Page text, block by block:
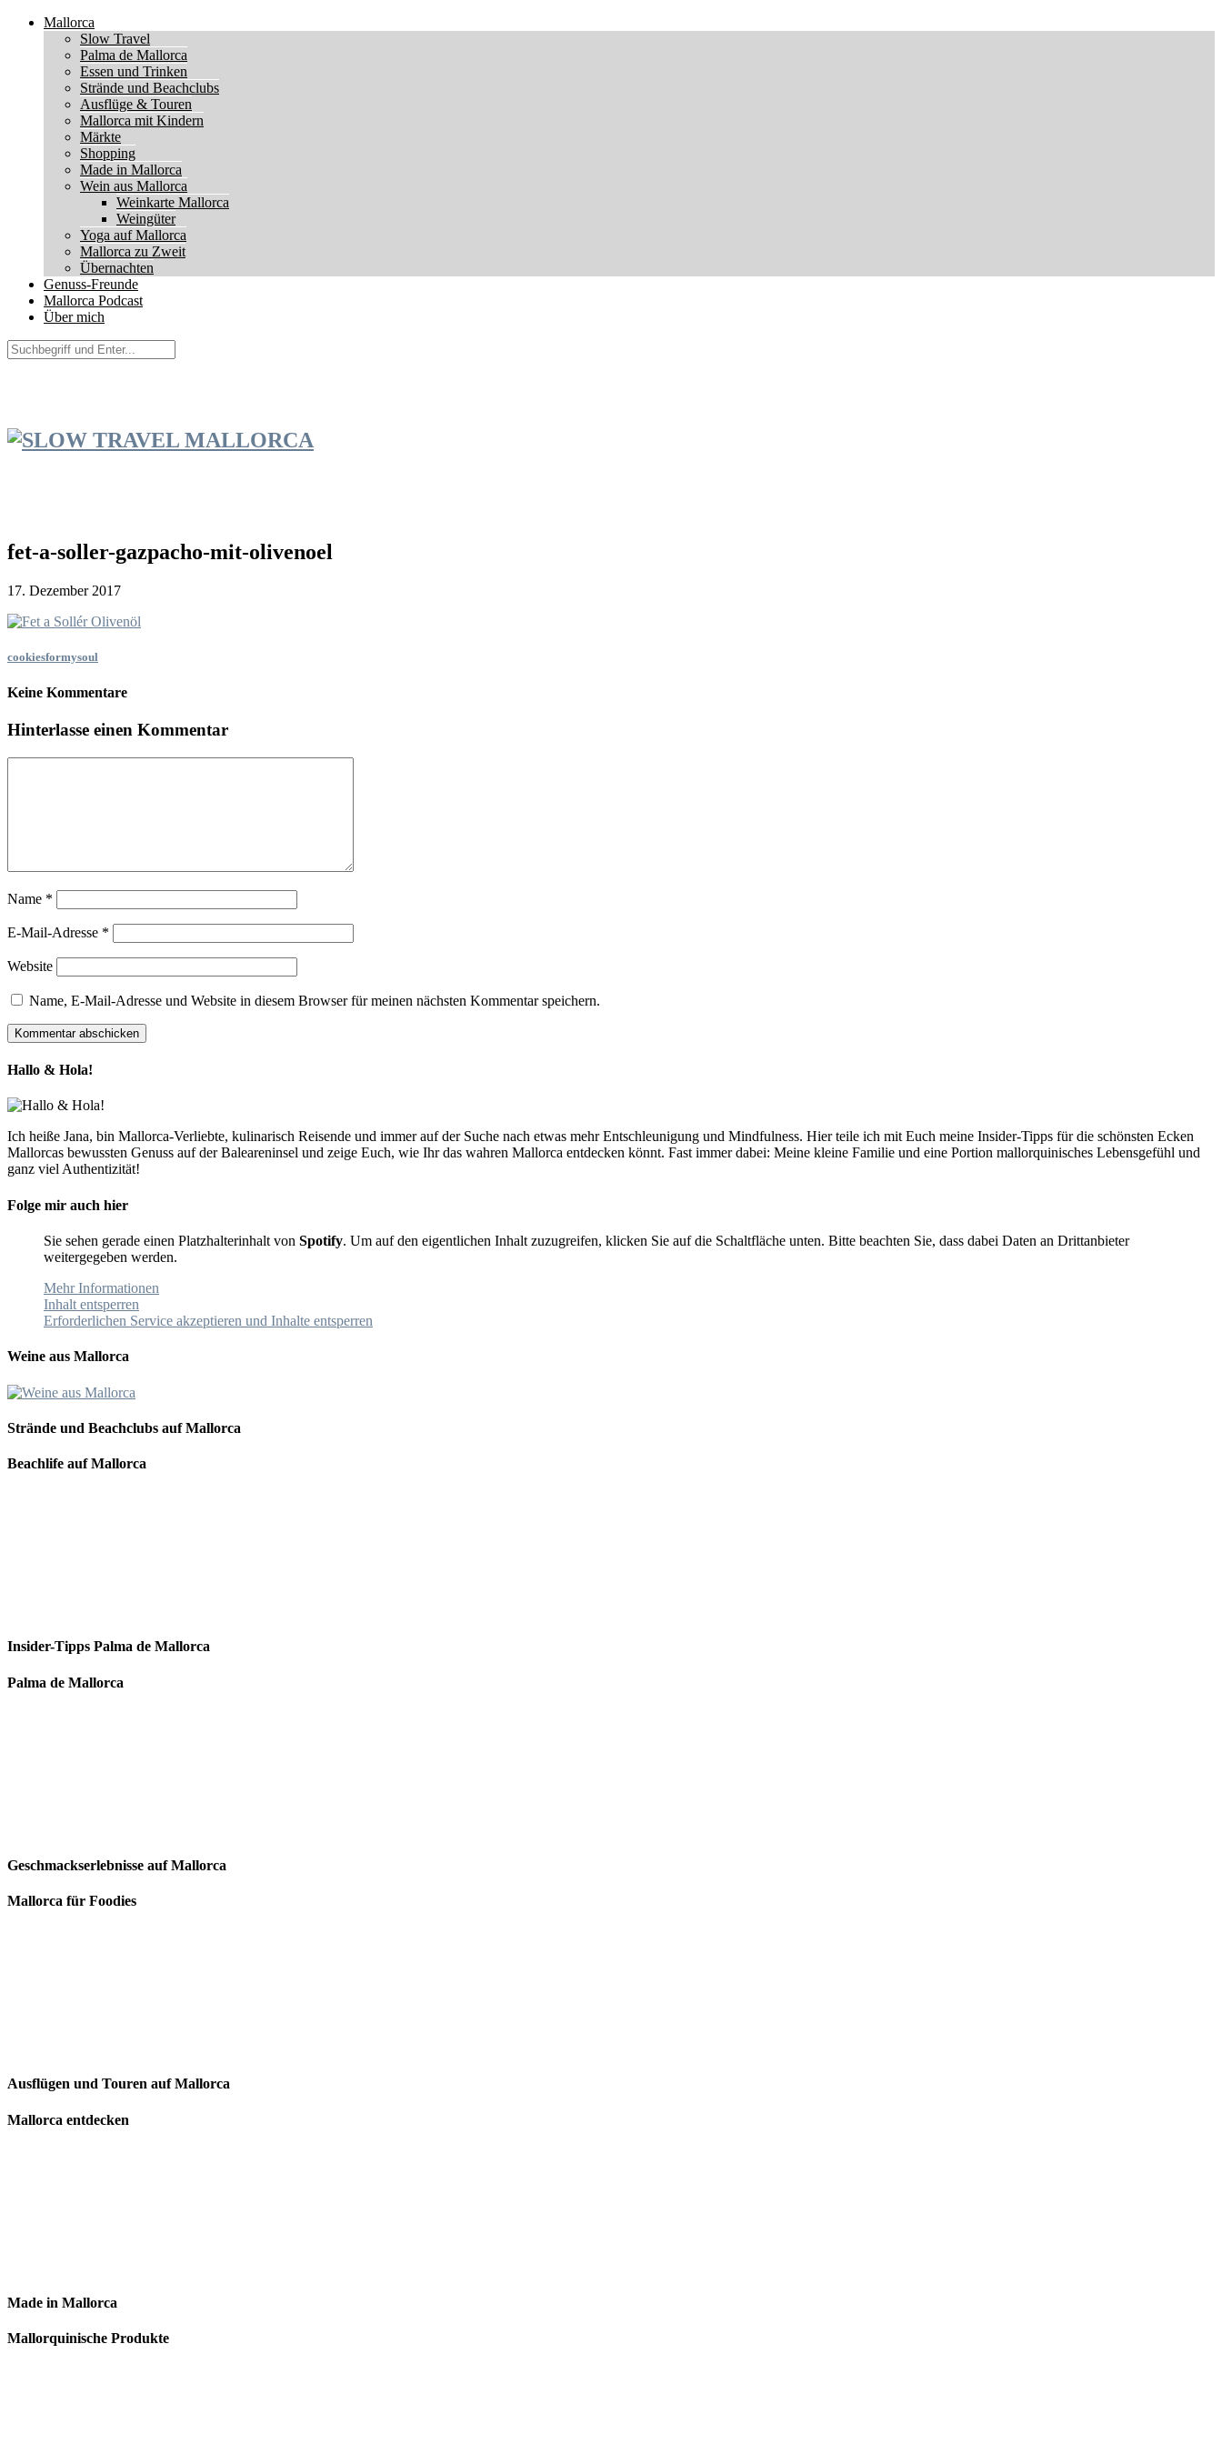
Mallorca
Slow Travel
Palma de Mallorca
Essen und Trinken
Strände und Beachclubs
Ausflüge & Touren
Mallorca mit Kindern
Märkte
Shopping
Made in Mallorca
Wein aus Mallorca
Weinkarte Mallorca
Weingüter
Yoga auf Mallorca
Mallorca zu Zweit
Übernachten
Genuss-Freunde
Mallorca Podcast
Über mich
fet-a-soller-gazpacho-mit-olivenoel
17. Dezember 2017
cookiesformysoul
Keine Kommentare
Hinterlasse einen Kommentar
Name *
E-Mail-Adresse *
Website
Name, E-Mail-Adresse und Website in diesem Browser für meinen nächsten Kommentar speichern.
Hallo & Hola!
Ich heiße Jana, bin Mallorca-Verliebte, kulinarisch Reisende und immer auf der Suche nach etwas mehr Entschleunigung und Mindfulness. Hier teile ich mit Euch meine Insider-Tipps für die schönsten Ecken
Mallorcas bewussten Genuss auf der Baleareninsel und zeige Euch, wie Ihr das wahren Mallorca entdecken könnt. Fast immer dabei: Meine kleine Familie und eine Portion mallorquinisches Lebensgefühl und
ganz viel Authentizität!
Folge mir auch hier
Sie sehen gerade einen Platzhalterinhalt von Spotify. Um auf den eigentlichen Inhalt zuzugreifen, klicken Sie auf die Schaltfläche unten. Bitte beachten Sie, dass dabei Daten an Drittanbieter
weitergegeben werden.
Mehr Informationen
Inhalt entsperren
Erforderlichen Service akzeptieren und Inhalte entsperren
Weine aus Mallorca
Strände und Beachclubs auf Mallorca
Beachlife auf Mallorca
Insider-Tipps Palma de Mallorca
Palma de Mallorca
Geschmackserlebnisse auf Mallorca
Mallorca für Foodies
Ausflügen und Touren auf Mallorca
Mallorca entdecken
Made in Mallorca
Mallorquinische Produkte